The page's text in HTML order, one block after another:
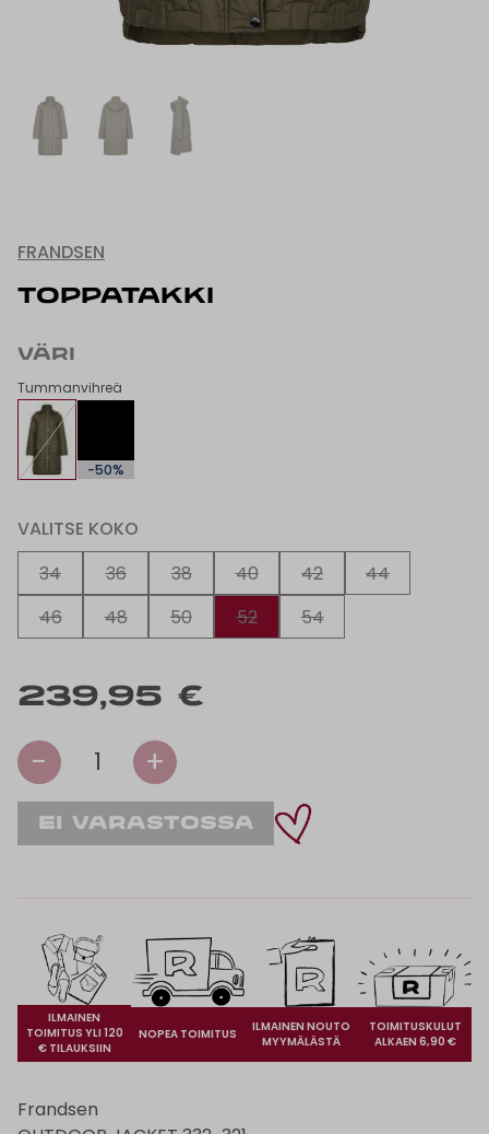
FRANDSEN
TOPPATAKKI
VÄRI
Tummanvihreä
-50%
VALITSE KOKO
34
36 38 40 42
44
46
48 50 52 54
239,95 €
- 1 +
ILMAINEN
TOIMITUS YLI 120
€ TILAUKSIIN
NOPEA TOIMITUS
ILMAINEN NOUTO
MYYMÄLÄSTÄ
TOIMITUSKULUT
ALKAEN 6,90 €
Frandsen